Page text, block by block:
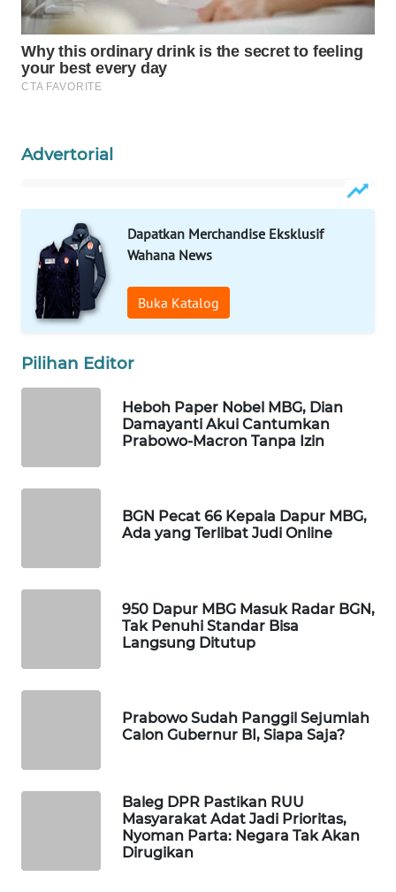
Advertorial
Dapatkan Merchandise Eksklusif
Wahana News
Buka Katalog
Pilihan Editor
Heboh Paper Nobel MBG, Dian
Damayanti Akui Cantumkan
Prabowo-Macron Tanpa Izin
BGN Pecat 66 Kepala Dapur MBG,
Ada yang Terlibat Judi Online
950 Dapur MBG Masuk Radar BGN,
Tak Penuhi Standar Bisa
Langsung Ditutup
Prabowo Sudah Panggil Sejumlah
Calon Gubernur BI, Siapa Saja?
Baleg DPR Pastikan RUU
Masyarakat Adat Jadi Prioritas,
Nyoman Parta: Negara Tak Akan
Dirugikan
CO ID
WAHANANEWS
NET
UMKM
WAHANA
SELEB
WAHANA
PERSONA
HEALTH
Wahana
MASYARAKAT
ID